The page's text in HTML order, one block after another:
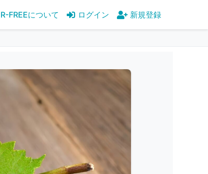
R-FREEについて ログイン 新規登録